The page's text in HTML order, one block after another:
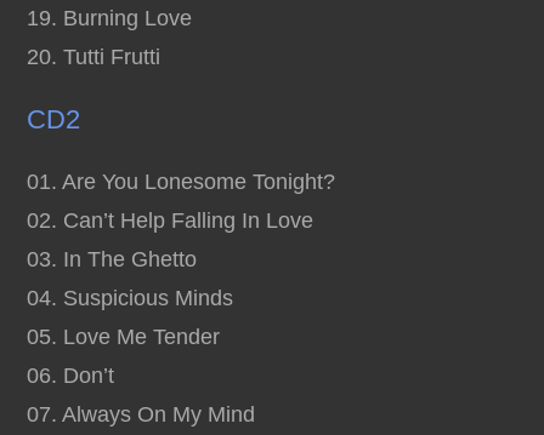
19. Burning Love
20. Tutti Frutti
CD2
01. Are You Lonesome Tonight?
02. Can’t Help Falling In Love
03. In The Ghetto
04. Suspicious Minds
05. Love Me Tender
06. Don’t
07. Always On My Mind